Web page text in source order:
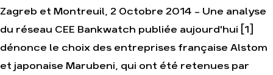
Faire un don
thématiques
Zagreb et Montreuil, 2 Octobre 2014 - Une analyse
du réseau CEE Bankwatch publiée aujourd'hui [1]
dénonce le choix des entreprises française Alstom
et japonaise Marubeni, qui ont été retenues par